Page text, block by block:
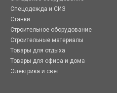
Спецодежда и СИЗ
Станки
Строительное оборудование
Строительные материалы
Товары для отдыха
Товары для офиса и дома
Электрика и свет